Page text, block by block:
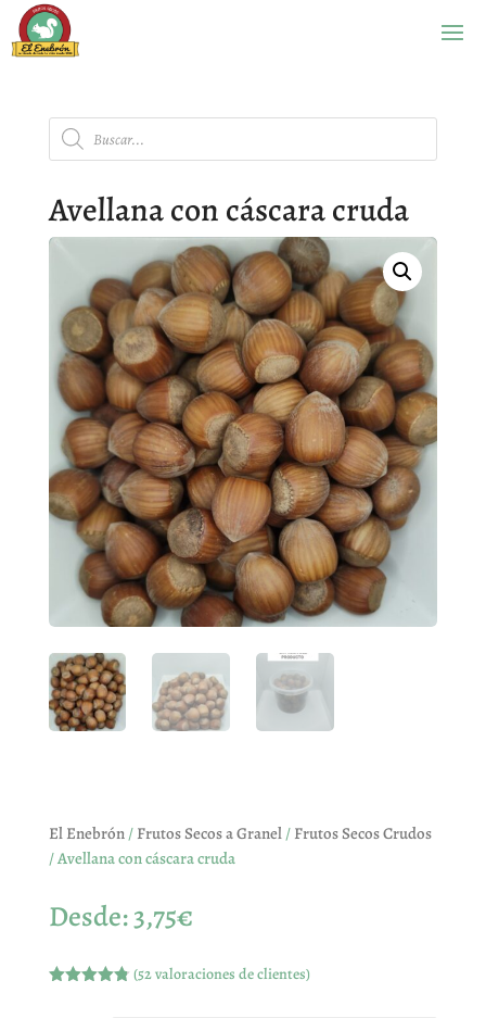
Búsqueda
de
productos
Avellana con cáscara cruda
El Enebrón/ Frutos Secos a Granel/ Frutos Secos Crudos
/ Avellana con cáscara cruda
Desde:3,75€
(52valoraciones de clientes)